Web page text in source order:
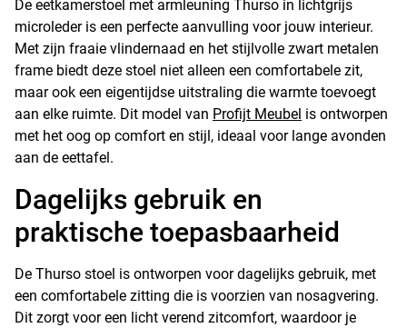
De eetkamerstoel met armleuning Thurso in lichtgrijs
microleder is een perfecte aanvulling voor jouw interieur.
Met zijn fraaie vlindernaad en het stijlvolle zwart metalen
frame biedt deze stoel niet alleen een comfortabele zit,
maar ook een eigentijdse uitstraling die warmte toevoegt
aan elke ruimte. Dit model van Profijt Meubel is ontworpen
met het oog op comfort en stijl, ideaal voor lange avonden
aan de eettafel.
Dagelijks gebruik en
praktische toepasbaarheid
De Thurso stoel is ontworpen voor dagelijks gebruik, met
een comfortabele zitting die is voorzien van nosagvering.
Dit zorgt voor een licht verend zitcomfort, waardoor je